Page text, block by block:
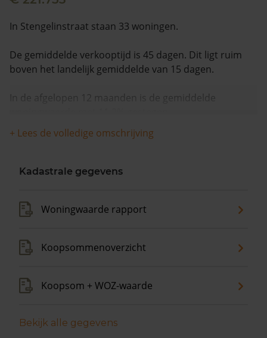
In Stengelinstraat staan 33 woningen.
De gemiddelde verkooptijd is 45 dagen. Dit ligt ruim
boven het landelijk gemiddelde van 15 dagen.
In de afgelopen 12 maanden is de gemiddelde
+ Lees de volledige omschrijving
Kadastrale gegevens
Woningwaarde rapport
Koopsommenoverzicht
Koopsom + WOZ-waarde
Bekijk alle gegevens